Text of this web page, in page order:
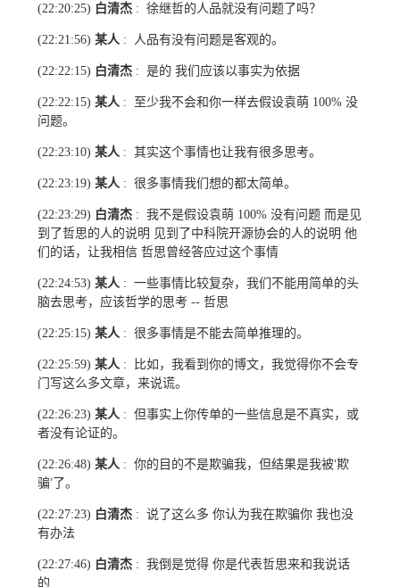
(22:20:25) 白清杰 : 徐继哲的人品就没有问题了吗？
(22:21:56) 某人 : 人品有没有问题是客观的。
(22:22:15) 白清杰 : 是的 我们应该以事实为依据
(22:22:15) 某人 : 至少我不会和你一样去假设袁萌 100% 没
问题。
(22:23:10) 某人 : 其实这个事情也让我有很多思考。
(22:23:19) 某人 : 很多事情我们想的都太简单。
(22:23:29) 白清杰 : 我不是假设袁萌 100% 没有问题 而是见
到了哲思的人的说明 见到了中科院开源协会的人的说明 他
们的话，让我相信 哲思曾经答应过这个事情
(22:24:53) 某人 : 一些事情比较复杂，我们不能用简单的头
脑去思考，应该哲学的思考 -- 哲思
(22:25:15) 某人 : 很多事情是不能去简单推理的。
(22:25:59) 某人 :
比如，我看到你的博文，我觉得你不会专
门写这么多文章，来说谎。
(22:26:23) 某人 : 但事实上你传单的一些信息是不真实，或
者没有论证的。
(22:26:48) 某人 : 你的目的不是欺骗我，但结果是我被‘欺
骗’了。
(22:27:23) 白清杰 : 说了这么多 你认为我在欺骗你 我也没
有办法
(22:27:46) 白清杰 : 我倒是觉得 你是代表哲思来和我说话
的